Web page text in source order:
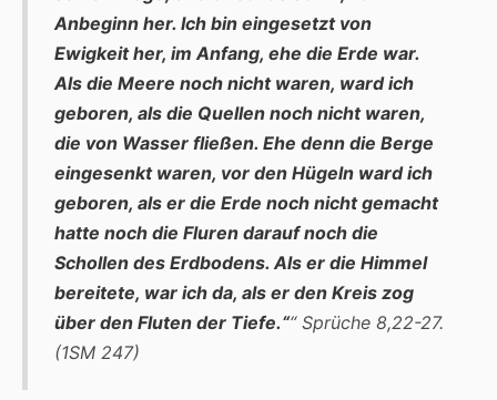
Anbeginn her. Ich bin eingesetzt von
Ewigkeit her, im Anfang, ehe die Erde war.
Als die Meere noch nicht waren, ward ich
geboren, als die Quellen noch nicht waren,
die von Wasser fließen. Ehe denn die Berge
eingesenkt waren, vor den Hügeln ward ich
geboren, als er die Erde noch nicht gemacht
hatte noch die Fluren darauf noch die
Schollen des Erdbodens. Als er die Himmel
bereitete, war ich da, als er den Kreis zog
über den Fluten der Tiefe.““Sprüche 8,22-27.
(1SM 247)